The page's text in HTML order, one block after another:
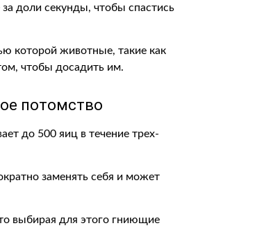
доли секунды, чтобы спастись
которой животные, такие как
чтобы досадить им.
потомство
до 500 яиц в течение трех-
заменять себя и может
выбирая для этого гниющие